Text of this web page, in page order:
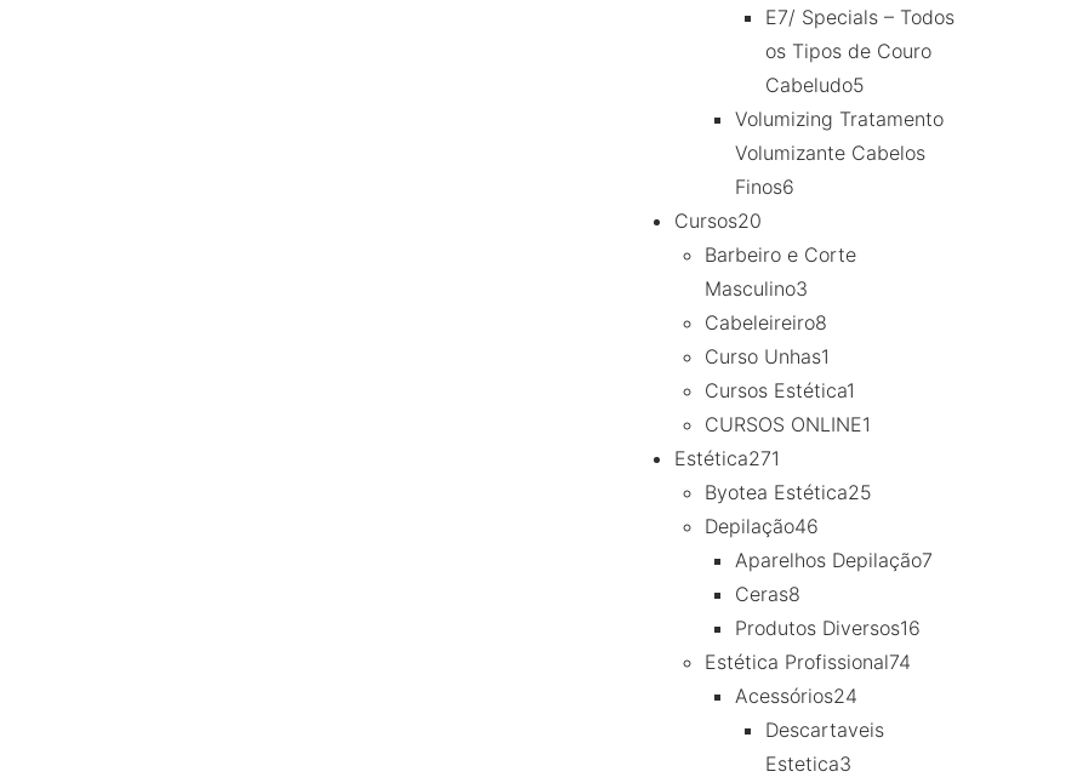
E7/ Specials – Todos
os Tipos de Couro
Cabeludo5
Volumizing Tratamento
Volumizante Cabelos
Finos6
Cursos20
Barbeiro e Corte
Masculino3
Cabeleireiro8
Curso Unhas1
Cursos Estética1
CURSOS ONLINE1
Estética271
Byotea Estética25
Depilação46
Aparelhos Depilação7
Ceras8
Produtos Diversos16
Estética Profissional74
Acessórios24
Descartaveis
Estetica3